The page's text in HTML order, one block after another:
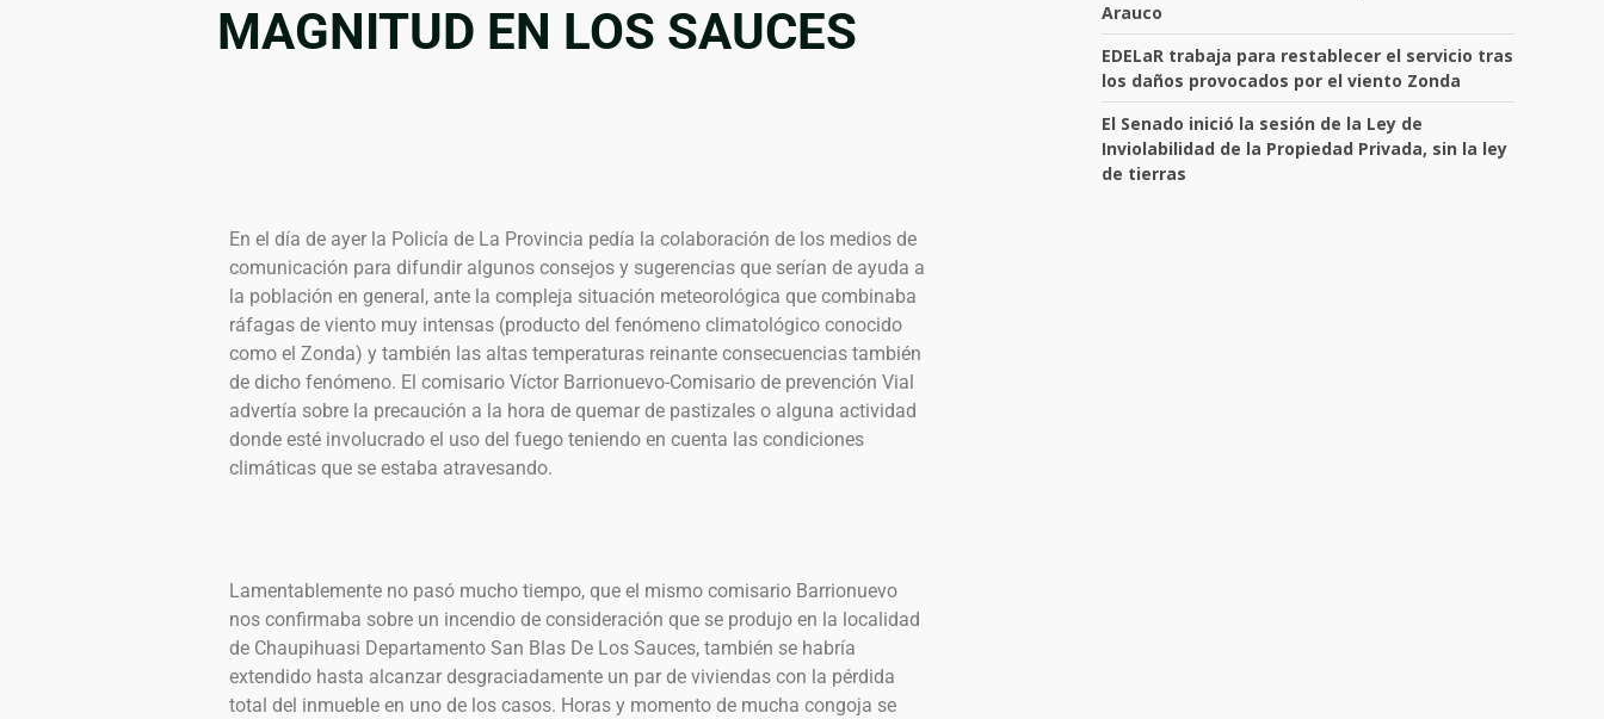
MAGNITUD EN LOS SAUCES
En el día de ayer la Policía de La Provincia pedía la colaboración de los medios de
comunicación para difundir algunos consejos y sugerencias que serían de ayuda a
la población en general, ante la compleja situación meteorológica que combinaba
ráfagas de viento muy intensas (producto del fenómeno climatológico conocido
como el Zonda) y también las altas temperaturas reinante consecuencias también
de dicho fenómeno. El comisario Víctor Barrionuevo-Comisario de prevención Vial
advertía sobre la precaución a la hora de quemar de pastizales o alguna actividad
donde esté involucrado el uso del fuego teniendo en cuenta las condiciones
climáticas que se estaba atravesando.
Lamentablemente no pasó mucho tiempo, que el mismo comisario Barrionuevo
nos confirmaba sobre un incendio de consideración que se produjo en la localidad
de Chaupihuasi Departamento San Blas De Los Sauces, también se habría
extendido hasta alcanzar desgraciadamente un par de viviendas con la pérdida
total del inmueble en uno de los casos. Horas y momento de mucha congoja se
Arauco
EDELaR trabaja para restablecer el servicio tras
los daños provocados por el viento Zonda
El Senado inició la sesión de la Ley de
Inviolabilidad de la Propiedad Privada, sin la ley
de tierras